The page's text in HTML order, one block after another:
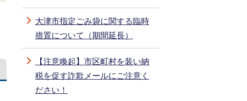
大津市指定ごみ袋に関する臨時
措置について（期間延長）
【注意喚起】市区町村を装い納
税を促す詐欺メールにご注意く
ださい！